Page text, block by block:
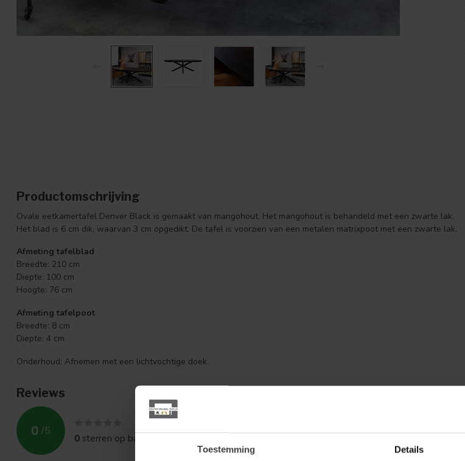
Toestemming Details
Productomschrijving
Ovale eetkamertafel Denver Black is gemaakt van mangohout. Het mangohout is behandeld met een zwarte lak.
Het blad is 6 cm dik, waarvan 3 cm opgedikt. De tafel is voorzien van een metalen matrixpoot met een zwarte lak.
Afmeting tafelblad
Breedte: 210 cm
Diepte: 100 cm
Hoogte: 76 cm
Afmeting tafelpoot
Breedte: 8 cm
Diepte: 4 cm
Onderhoud: Afnemen met een lichtvochtige doek.
Reviews
0 /5
0sterren op basis van
Je beoordeling toevoegen